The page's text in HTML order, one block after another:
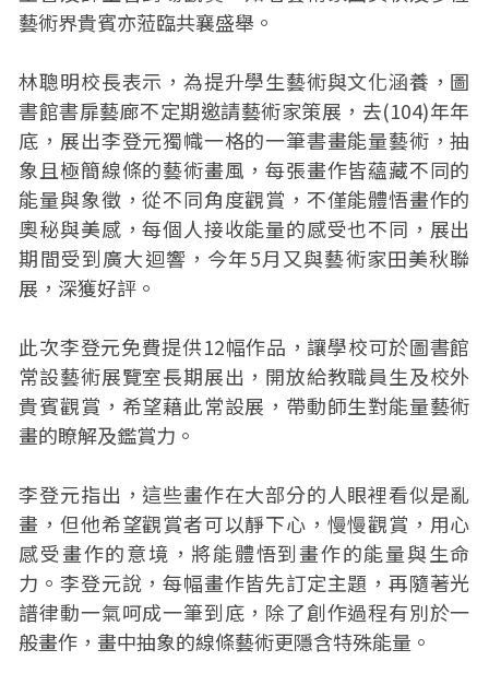
藝術界貴賓亦蒞臨共襄盛舉。
林聰明校長表示，為提升學生藝術與文化涵養，圖
書館書扉藝廊不定期邀請藝術家策展，去(104)年年
底，展出李登元獨幟一格的一筆書畫能量藝術，抽
象且極簡線條的藝術畫風，每張畫作皆蘊藏不同的
能量與象徵，從不同角度觀賞，不僅能體悟畫作的
奧秘與美感，每個人接收能量的感受也不同，展出
期間受到廣大迴響，今年5月又與藝術家田美秋聯
展，深獲好評。
此次李登元免費提供12幅作品，讓學校可於圖書館
常設藝術展覽室長期展出，開放給教職員生及校外
貴賓觀賞，希望藉此常設展，帶動師生對能量藝術
畫的瞭解及鑑賞力。
李登元指出，這些畫作在大部分的人眼裡看似是亂
畫，但他希望觀賞者可以靜下心，慢慢觀賞，用心
感受畫作的意境，將能體悟到畫作的能量與生命
力。李登元說，每幅畫作皆先訂定主題，再隨著光
譜律動一氣呵成一筆到底，除了創作過程有別於一
般畫作，畫中抽象的線條藝術更隱含特殊能量。